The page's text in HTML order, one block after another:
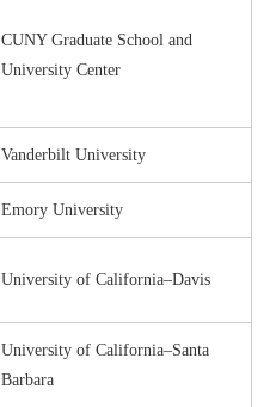
CUNY Graduate School and
University Center
Vanderbilt University
Emory University
University of California–​Davis
University of California–​Santa
Barbara